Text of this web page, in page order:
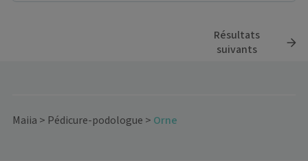
Résultats
suivants
Maiia > Pédicure-podologue > Orne